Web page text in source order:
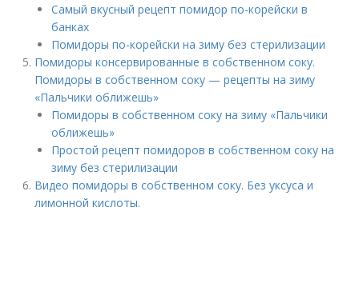
Самый вкусный рецепт помидор по-корейски в
банках
Помидоры по-корейски на зиму без стерилизации
Помидоры консервированные в собственном соку.
Помидоры в собственном соку — рецепты на зиму
«Пальчики оближешь»
Помидоры в собственном соку на зиму «Пальчики
оближешь»
Простой рецепт помидоров в собственном соку на
зиму без стерилизации
Видео помидоры в собственном соку. Без уксуса и
лимонной кислоты.